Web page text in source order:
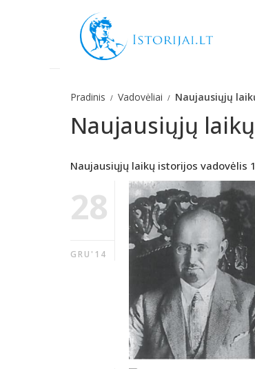
Pradinis Vadovėliai Naujausiųjų
Naujausiųjų
Naujausiųjų laikų istorijos vadovėlis
28
GRU'14